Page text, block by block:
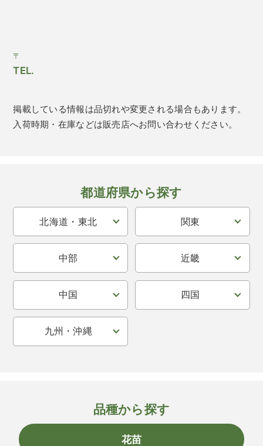
〒
TEL.
掲載している情報は品切れや変更される場合もあります。
入荷時期・在庫などは販売店へお問い合わせください。
都道府県から探す
北海道・東北 関東
中部 近畿
中国 四国
九州・沖縄
品種から探す
花苗